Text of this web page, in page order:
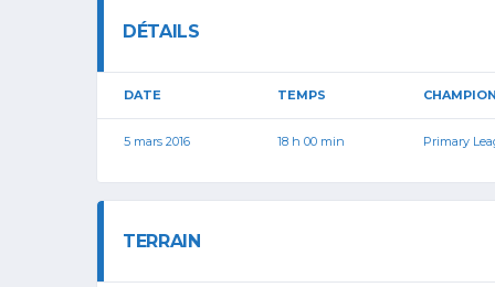
DÉTAILS
DATE TEMPS
5 mars 2016 18 h 00 min Primary
TERRAIN